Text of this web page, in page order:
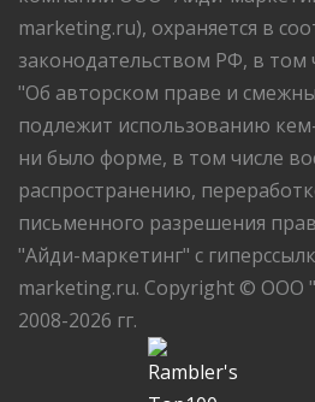
marketing.ru), охраняется в
законодательством РФ, в том
"Об авторском праве и
подлежит использованию
ни было форме, в том числе
распространению,
письменного разрешения
"Айди-маркетинг" с
marketing.ru. Copyright © ООО
2008-2026 гг.